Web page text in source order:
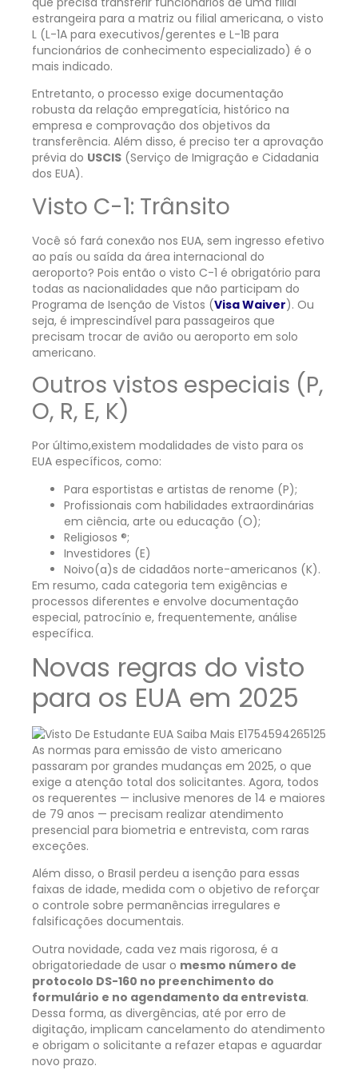
estrangeira para a matriz ou filial americana, o visto
L (L-1A para executivos/gerentes e L-1B para
funcionários de conhecimento especializado) é o
mais indicado.
Entretanto, o processo exige documentação
robusta da relação empregatícia, histórico na
empresa e comprovação dos objetivos da
transferência. Além disso, é preciso ter a aprovação
prévia do USCIS (Serviço de Imigração e Cidadania
dos EUA).
Visto C-1: Trânsito
Você só fará conexão nos EUA, sem ingresso efetivo
ao país ou saída da área internacional do
aeroporto? Pois então o visto C-1 é obrigatório para
todas as nacionalidades que não participam do
Programa de Isenção de Vistos (Visa Waiver). Ou
seja, é imprescindível para passageiros que
precisam trocar de avião ou aeroporto em solo
americano.
Outros vistos especiais (P,
O, R, E, K)
Por último,existem modalidades de visto para os
EUA específicos, como:
Para esportistas e artistas de renome (P);
Profissionais com habilidades extraordinárias
em ciência, arte ou educação (O);
Religiosos ®;
Investidores (E)
Noivo(a)s de cidadãos norte-americanos (K).
Em resumo, cada categoria tem exigências e
processos diferentes e envolve documentação
especial, patrocínio e, frequentemente, análise
específica.
Novas regras do visto
para os EUA em 2025
As normas para emissão de visto americano
passaram por grandes mudanças em 2025, o que
exige a atenção total dos solicitantes. Agora, todos
os requerentes — inclusive menores de 14 e maiores
de 79 anos — precisam realizar atendimento
presencial para biometria e entrevista, com raras
exceções.
Além disso, o Brasil perdeu a isenção para essas
faixas de idade, medida com o objetivo de reforçar
o controle sobre permanências irregulares e
falsificações documentais.
Outra novidade, cada vez mais rigorosa, é a
obrigatoriedade de usar o mesmo número de
protocolo DS-160 no preenchimento do
formulário e no agendamento da entrevista.
Dessa forma, as divergências, até por erro de
digitação, implicam cancelamento do atendimento
e obrigam o solicitante a refazer etapas e aguardar
novo prazo.